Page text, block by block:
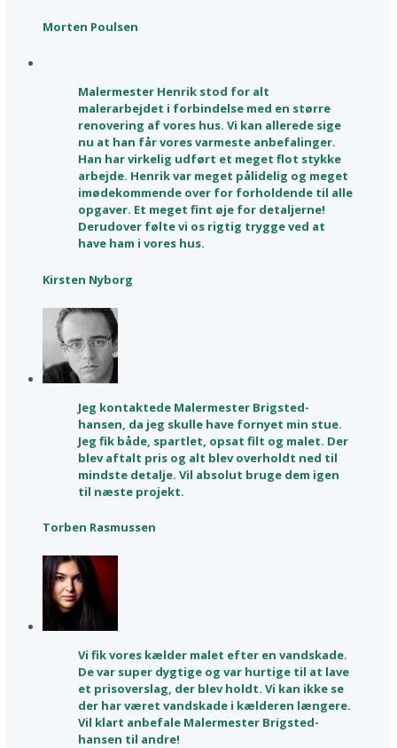
Morten Poulsen
Malermester Henrik stod for alt
malerarbejdet i forbindelse med en større
renovering af vores hus. Vi kan allerede sige
nu at han får vores varmeste anbefalinger.
Han har virkelig udført et meget flot stykke
arbejde. Henrik var meget pålidelig og meget
imødekommende over for forholdende til alle
opgaver. Et meget fint øje for detaljerne!
Derudover følte vi os rigtig trygge ved at
have ham i vores hus.
Kirsten Nyborg
Jeg kontaktede Malermester Brigsted-
hansen, da jeg skulle have fornyet min stue.
Jeg fik både, spartlet, opsat filt og malet. Der
blev aftalt pris og alt blev overholdt ned til
mindste detalje. Vil absolut bruge dem igen
til næste projekt.
Torben Rasmussen
Vi fik vores kælder malet efter en vandskade.
De var super dygtige og var hurtige til at lave
et prisoverslag, der blev holdt. Vi kan ikke se
der har været vandskade i kælderen længere.
Vil klart anbefale Malermester Brigsted-
hansen til andre!